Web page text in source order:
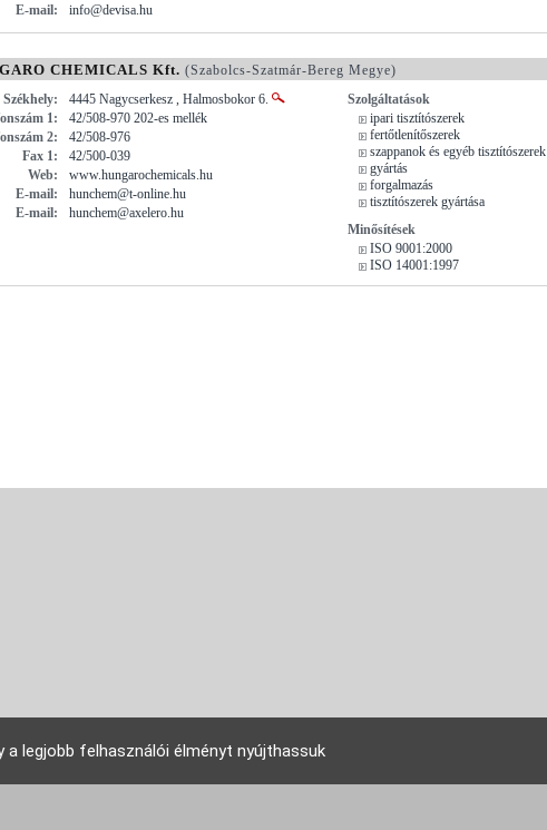
E-mail:
info@devisa.hu
CHEMICALS Kft. (Szabolcs-Szatmár-Bereg Megye)
Székhely:
4445 Nagycserkesz , Halmosbokor 6.
1:
42/508-970 202-es mellék
2:
42/508-976
Fax 1:
42/500-039
Web:
www.hungarochemicals.hu
E-mail:
hunchem@t-online.hu
E-mail:
hunchem@axelero.hu
Szolgáltatások
ipari tisztítószerek
fertőtlenítőszerek
szappanok és egyéb tisztítószerek
gyártás
forgalmazás
tisztítószerek gyártása
Minősítések
ISO 9001:2000
ISO 14001:1997
a legjobb felhasználói élményt nyújthassuk